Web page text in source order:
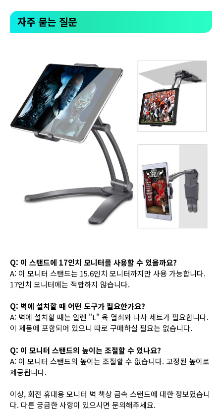
자주 묻는 질문
Q: 이 스탠드에 17인치 모니터를 사용할 수 있을까요?
A: 이 모니터 스탠드는 15.6인치 모니터까지만 사용 가능합니다.
17인치 모니터에는 적합하지 않습니다.
Q: 벽에 설치할 때 어떤 도구가 필요한가요?
A: 벽에 설치할 때는 알렌 "L" 육 열쇠와 나사 세트가 필요합니다.
이 제품에 포함되어 있으니 따로 구매하실 필요는 없습니다.
Q: 이 모니터 스탠드의 높이는 조절할 수 있나요?
A: 이 모니터 스탠드의 높이는 조절할 수 없습니다. 고정된 높이로
제공됩니다.
이상, 회전 휴대용 모니터 벽 책상 금속 스탠드에 대한 정보였습니
다. 다른 궁금한 사항이 있으시면 문의해주세요.